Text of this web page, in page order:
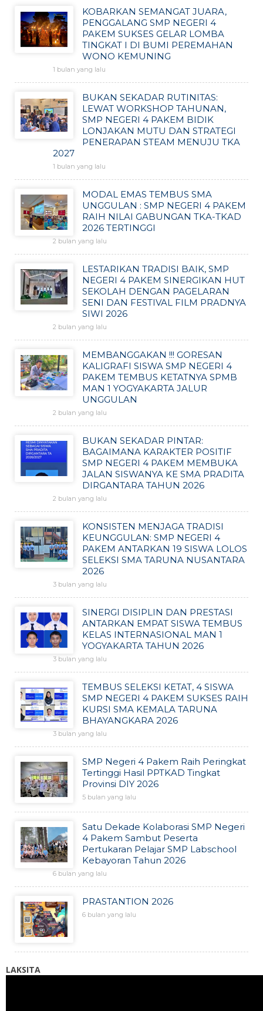
KOBARKAN SEMANGAT JUARA,
PENGGALANG SMP NEGERI 4
PAKEM SUKSES GELAR LOMBA
TINGKAT I DI BUMI PEREMAHAN
WONO KEMUNING
1 bulan yang lalu
BUKAN SEKADAR RUTINITAS:
LEWAT WORKSHOP TAHUNAN,
SMP NEGERI 4 PAKEM BIDIK
LONJAKAN MUTU DAN STRATEGI
PENERAPAN STEAM MENUJU TKA
2027
1 bulan yang lalu
MODAL EMAS TEMBUS SMA
UNGGULAN : SMP NEGERI 4 PAKEM
RAIH NILAI GABUNGAN TKA-TKAD
2026 TERTINGGI
2 bulan yang lalu
LESTARIKAN TRADISI BAIK, SMP
NEGERI 4 PAKEM SINERGIKAN HUT
SEKOLAH DENGAN PAGELARAN
SENI DAN FESTIVAL FILM PRADNYA
SIWI 2026
2 bulan yang lalu
MEMBANGGAKAN !!! GORESAN
KALIGRAFI SISWA SMP NEGERI 4
PAKEM TEMBUS KETATNYA SPMB
MAN 1 YOGYAKARTA JALUR
UNGGULAN
2 bulan yang lalu
BUKAN SEKADAR PINTAR:
BAGAIMANA KARAKTER POSITIF
SMP NEGERI 4 PAKEM MEMBUKA
JALAN SISWANYA KE SMA PRADITA
DIRGANTARA TAHUN 2026
2 bulan yang lalu
KONSISTEN MENJAGA TRADISI
KEUNGGULAN: SMP NEGERI 4
PAKEM ANTARKAN 19 SISWA LOLOS
SELEKSI SMA TARUNA NUSANTARA
2026
3 bulan yang lalu
SINERGI DISIPLIN DAN PRESTASI
ANTARKAN EMPAT SISWA TEMBUS
KELAS INTERNASIONAL MAN 1
YOGYAKARTA TAHUN 2026
3 bulan yang lalu
TEMBUS SELEKSI KETAT, 4 SISWA
SMP NEGERI 4 PAKEM SUKSES RAIH
KURSI SMA KEMALA TARUNA
BHAYANGKARA 2026
3 bulan yang lalu
SMP Negeri 4 Pakem Raih Peringkat
Tertinggi Hasil PPTKAD Tingkat
Provinsi DIY 2026
5 bulan yang lalu
Satu Dekade Kolaborasi SMP Negeri
4 Pakem Sambut Peserta
Pertukaran Pelajar SMP Labschool
Kebayoran Tahun 2026
6 bulan yang lalu
PRASTANTION 2026
6 bulan yang lalu
LAKSITA